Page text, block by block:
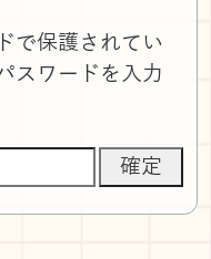
で保護されてい
スワードを入力